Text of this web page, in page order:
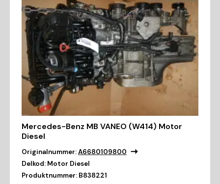
Mercedes-Benz MB VANEO (W414) Motor
Diesel
Originalnummer:A6680109800
Delkod: Motor Diesel
Produktnummer: B838221